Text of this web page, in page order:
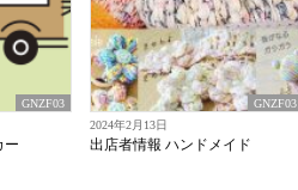
GNZF03
ー
GNZF03
2024年2月13日
出店者情報 ハンドメイド